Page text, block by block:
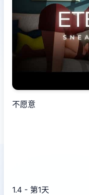
不愿意
1.4 - 第1天